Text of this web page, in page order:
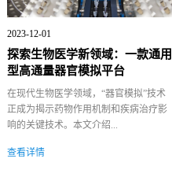
2023-12-01
探索生物医学新领域：一款通用
型高通量器官模拟平台
在现代生物医学领域，“器官模拟”技术
正成为揭示药物作用机制和疾病治疗影
响的关键技术。本文介绍...
查看详情